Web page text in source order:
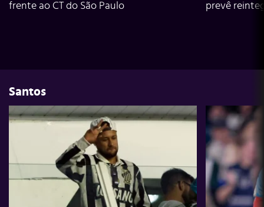
frente ao CT do São Paulo
prevê
Santos